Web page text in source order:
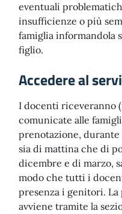
eventuali
insufficienze o più
famiglia informandola
figlio.
Accedere al
I docenti riceveranno
comunicate alle
prenotazione,
sia di mattina che di
dicembre e di marzo,
modo che tutti i
presenza i genitori.
avviene tramite la